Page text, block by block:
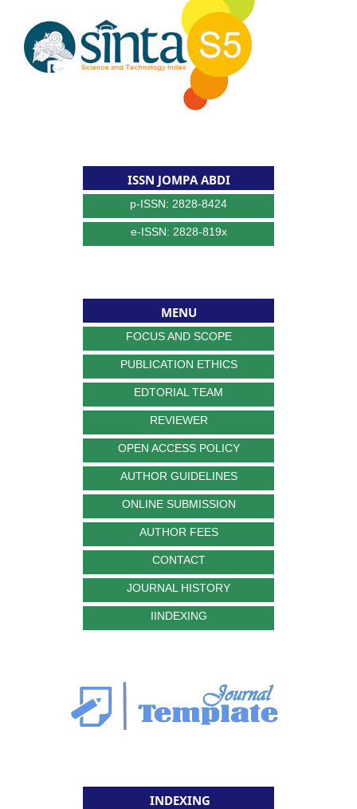
ISSN JOMPA ABDI
p-ISSN: 2828-8424
e-ISSN: 2828-819x
MENU
FOCUS AND SCOPE
PUBLICATION ETHICS
EDTORIAL TEAM
REVIEWER
OPEN ACCESS POLICY
AUTHOR GUIDELINES
ONLINE SUBMISSION
AUTHOR FEES
CONTACT
JOURNAL HISTORY
IINDEXING
INDEXING